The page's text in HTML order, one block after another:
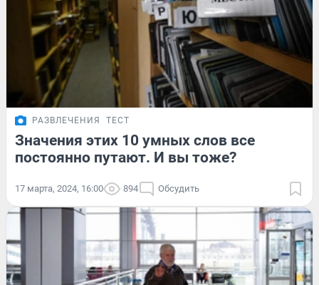
РАЗВЛЕЧЕНИЯ ТЕСТ
Значения этих 10 умных слов все
постоянно путают. И вы тоже?
17 марта, 2024, 16:00 894 Обсудить